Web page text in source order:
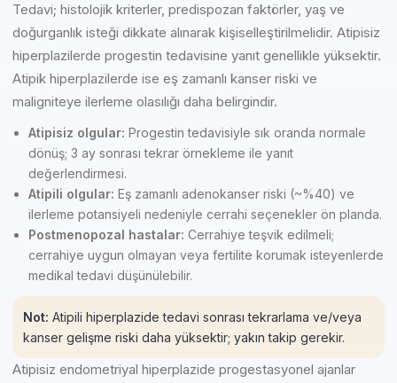
Tedavi; histolojik kriterler, predispozan faktörler, yaş ve
doğurganlık isteği dikkate alınarak kişiselleştirilmelidir. Atipisiz
hiperplazilerde progestin tedavisine yanıt genellikle yüksektir.
Atipik hiperplazilerde ise eş zamanlı kanser riski ve
maligniteye ilerleme olasılığı daha belirgindir.
Atipisiz olgular: Progestin tedavisiyle sık oranda normale
dönüş; 3 ay sonrası tekrar örnekleme ile yanıt
değerlendirmesi.
Atipili olgular: Eş zamanlı adenokanser riski (~%40) ve
ilerleme potansiyeli nedeniyle cerrahi seçenekler ön planda.
Postmenopozal hastalar: Cerrahiye teşvik edilmeli;
cerrahiye uygun olmayan veya fertilite korumak isteyenlerde
medikal tedavi düşünülebilir.
Not: Atipili hiperplazide tedavi sonrası tekrarlama ve/veya
kanser gelişme riski daha yüksektir; yakın takip gerekir.
Atipisiz endometriyal hiperplazide progestasyonel ajanlar